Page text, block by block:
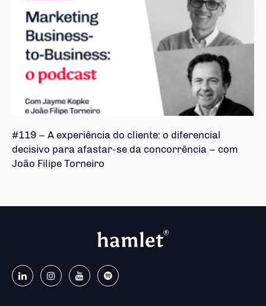
#119 – A experiência do cliente: o diferencial
decisivo para afastar-se da concorrência – com
João Filipe Torneiro